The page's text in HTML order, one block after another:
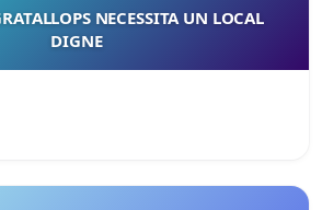
NECESSITA UN LOCAL
DIGNE